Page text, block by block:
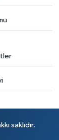
saklıdır.